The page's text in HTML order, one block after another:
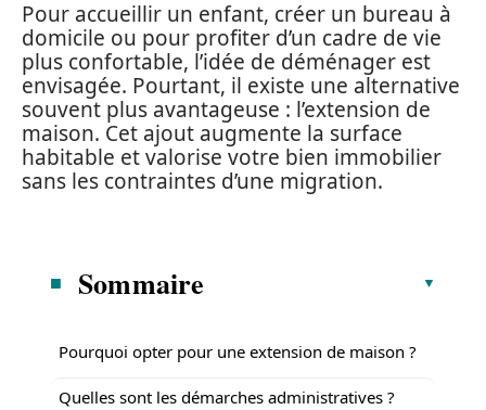
Pour accueillir un enfant, créer un bureau à
domicile ou pour profiter d’un cadre de vie
plus confortable, l’idée de déménager est
envisagée. Pourtant, il existe une alternative
souvent plus avantageuse : l’extension de
maison. Cet ajout augmente la surface
habitable et valorise votre bien immobilier
sans les contraintes d’une migration.
Sommaire
Pourquoi opter pour une extension de maison ?
Quelles sont les démarches administratives ?